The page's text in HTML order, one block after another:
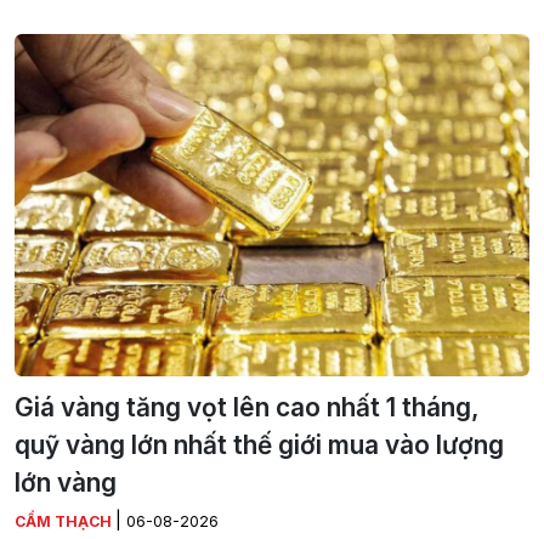
Giá vàng tăng vọt lên cao nhất 1 tháng,
quỹ vàng lớn nhất thế giới mua vào lượng
lớn vàng
CẨM THẠCH 06-08-2026